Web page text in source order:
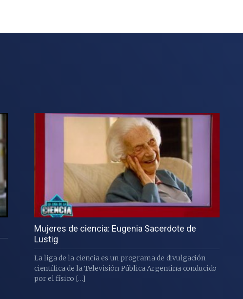
Mujeres de ciencia: Eugenia Sacerdote de
Lustig
La liga de la ciencia es un programa de divulgación
científica de la Televisión Pública Argentina conducido
por el físico […]